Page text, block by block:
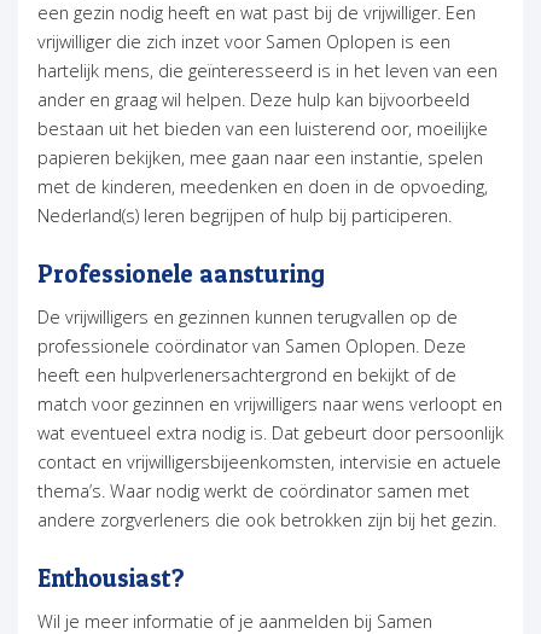
een gezin nodig heeft en wat past bij de vrijwilliger. Een
vrijwilliger die zich inzet voor Samen Oplopen is een
hartelijk mens, die geïnteresseerd is in het leven van een
ander en graag wil helpen. Deze hulp kan bijvoorbeeld
bestaan uit het bieden van een luisterend oor, moeilijke
papieren bekijken, mee gaan naar een instantie, spelen
met de kinderen, meedenken en doen in de opvoeding,
Nederland(s) leren begrijpen of hulp bij participeren.
Professionele aansturing
De vrijwilligers en gezinnen kunnen terugvallen op de
professionele coördinator van Samen Oplopen. Deze
heeft een hulpverlenersachtergrond en bekijkt of de
match voor gezinnen en vrijwilligers naar wens verloopt en
wat eventueel extra nodig is. Dat gebeurt door persoonlijk
contact en vrijwilligersbijeenkomsten, intervisie en actuele
thema’s. Waar nodig werkt de coördinator samen met
andere zorgverleners die ook betrokken zijn bij het gezin.
Enthousiast?
Wil je meer informatie of je aanmelden bij Samen